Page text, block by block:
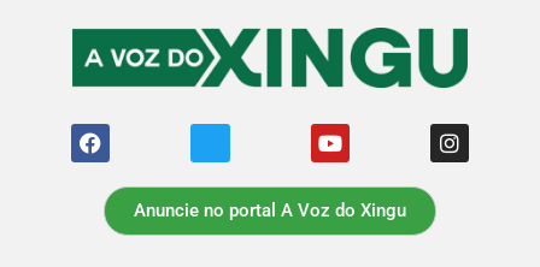
Anuncie no portal A Voz do Xingu